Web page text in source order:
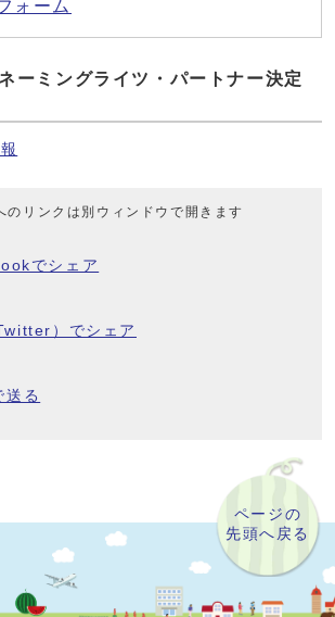
ォーム
ーミングライツ・パートナー決定
のリンクは別ウィンドウで開きます
でシェア
）でシェア
送る
ページの
先頭へ戻る